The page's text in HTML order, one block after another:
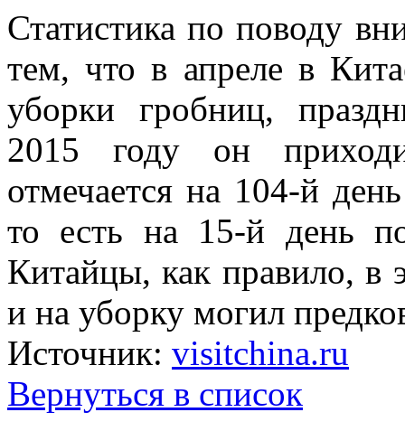
Статистика по поводу
тем, что в апреле в
уборки гробниц,
2015 году он
отмечается на 104-й
то есть на 15-й день
Китайцы, как правило, в
и на уборку могил
Источник: visitchina.ru
Вернуться в список